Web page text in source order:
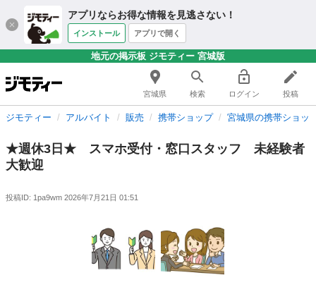
アプリならお得な情報を見逃さない！
インストール アプリで開く
地元の掲示板 ジモティー 宮城版
宮城県 検索 ログイン 投稿
ジモティー アルバイト 販売 携帯ショップ 宮城県の携帯ショッ
★週休3日★ スマホ受付・窓口スタッフ 未経験者
大歓迎
投稿ID: 1pa9wm 2026年7月21日 01:51